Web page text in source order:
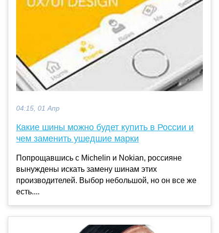
04:15, 01 Апр
Какие шины можно будет купить в России и
чем заменить ушедшие марки
Попрощавшись с Michelin и Nokian, россияне
вынуждены искать замену шинам этих
производителей. Выбор небольшой, но он все же
есть....